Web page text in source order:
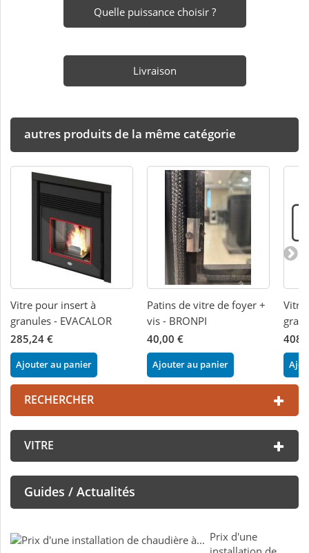
Quelle puissance choisir ?
Livraison
autres produits de la même catégorie
Vitre pour insert à
granules - EVACALOR
285,24 €
Ajouter au panier
Patins de vitre de foyer +
vis - BRONPI
40,00 €
Ajouter au panier
Vitre
RECHERCHER
VITRE
Guides / Actualités
Prix d'une